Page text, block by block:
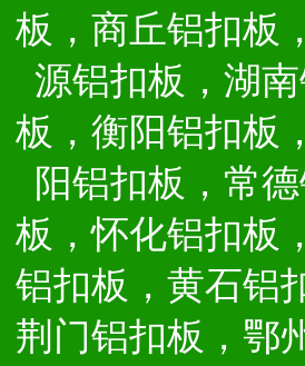
板，商丘铝扣板
源铝扣板，湖
板，衡阳铝扣板
阳铝扣板，常
板，怀化铝扣板
铝扣板，黄石铝
荆门铝扣板，鄂